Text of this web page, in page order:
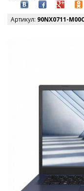
Артикул: 90NX0711-